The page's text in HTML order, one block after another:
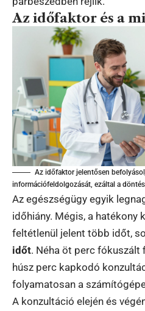
Az időfaktor és a
Az időfaktor jelentősen
információfeldolgozását, ezáltal a
Az egészségügy egyik
időhiány. Mégis, a hatékony
feltétlenül jelent több időt,
időt. Néha öt perc fókuszált
húsz perc kapkodó
folyamatosan a
A konzultáció elején és